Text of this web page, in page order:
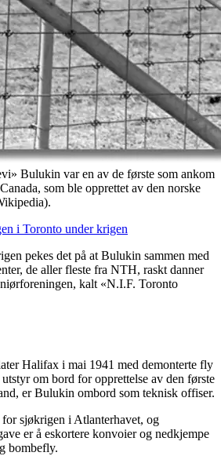
Bulukin var en av de første som ankom
som ble opprettet av den norske
i Toronto under krigen
pekes det på at Bulukin sammen med
de aller fleste fra NTH, raskt danner
kalt «N.I.F. Toronto
Halifax i mai 1941 med demonterte fly
om bord for opprettelse av den første
er Bulukin ombord som teknisk offiser.
sjøkrigen i Atlanterhavet, og
er å eskortere konvoier og nedkjempe
bombefly.